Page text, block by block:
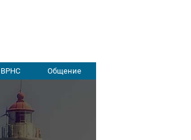
ВРНС Общение